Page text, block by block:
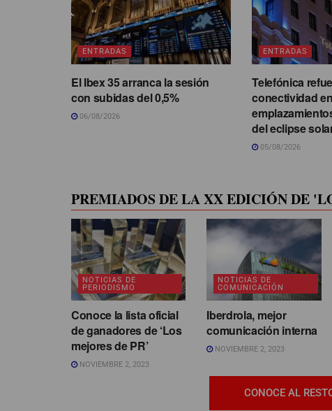
ENTRADAS
El Ibex 35 arranca la sesión
con subidas del 0,5%
06/08/2026
ENTRADAS
Telefónica
conectividad
del eclipse
05/08/2026
PREMIADOS DE LA XX EDICIÓN DE
NOTICIAS DE
PERIODISMO
Conoce la lista oficial
de ganadores de ‘Los
mejores de PR’
NOVIEMBRE 2, 2023
NOTICIAS DE
COMUNICACIÓN
Iberdrola, mejor
comunicación interna
NOVIEMBRE 2, 2023
CONOCE AL